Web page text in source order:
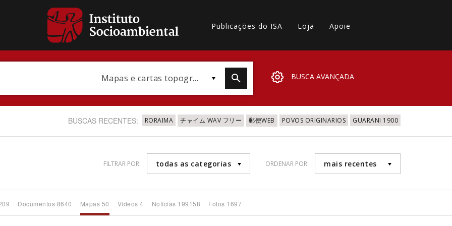
Publicações do ISA Loja Apoie
Mapas e cartas topográficas BUSCA AVANÇADA
BUSCAS RECENTES: RORAIMA チャイム WAV フリー 郵便WEB POVOS ORIGINARIOS GUARANI 1900
FILTRAR POR: todas as categorias ORDENAR POR: mais recentes
Documentos 8640 Mapas 50 Vídeos 4 Notícias 199158 Fotos 1697